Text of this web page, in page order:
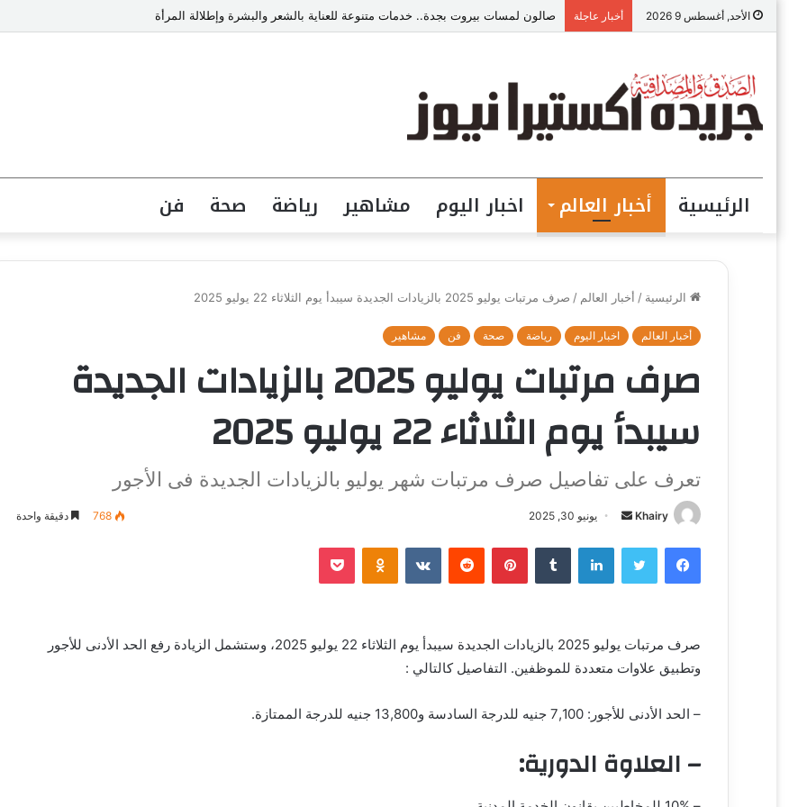
الأحد, أغسطس 9 2026 أخبار عاجلة صالون لمسات بيروت بجدة.. خدمات متنوعة للعناية بالشعر والبشرة وإطلالة المرأة
الرئيسية أخبار العالم اخبار اليوم مشاهير رياضة صحة فن
الرئيسية / أخبار العالم / صرف مرتبات يوليو 2025 بالزيادات الجديدة سيبدأ يوم الثلاثاء 22 يوليو 2025
أخبار العالم اخبار اليوم رياضة صحة فن مشاهير
صرف مرتبات يوليو 2025 بالزيادات الجديدة
سيبدأ يوم الثلاثاء 22 يوليو 2025
تعرف على تفاصيل صرف مرتبات شهر يوليو بالزيادات الجديدة فى الأجور
Khairy
أ
ل
ي
د
إ
ت
ر
يونيو 30, 2025 768 دقيقة واحدة
فيسبوك تويتر لينكدإن ‏Tumblr بينتيريست ‏Reddit
‏VKontakte
Odnoklassniki بوكيت
صرف مرتبات يوليو 2025 بالزيادات الجديدة سيبدأ يوم الثلاثاء 22 يوليو 2025، وستشمل الزيادة رفع الحد الأدنى للأجور
وتطبيق علاوات متعددة للموظفين. التفاصيل كالتالي :
– الحد الأدنى للأجور: 7,100 جنيه للدرجة السادسة و13,800 جنيه للدرجة الممتازة.
– العلاوة الدورية: